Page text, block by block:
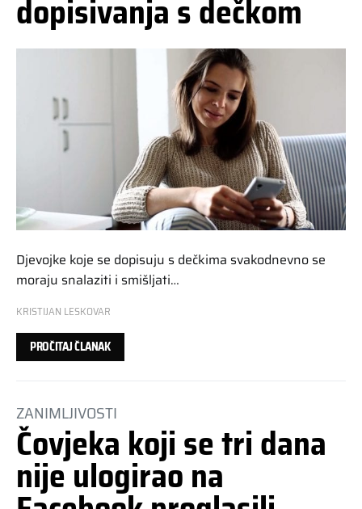
dopisivanja s dečkom
Djevojke koje se dopisuju s dečkima svakodnevno se
moraju snalaziti i smišljati…
KRISTIJAN LESKOVAR
PROČITAJ ČLANAK
ZANIMLJIVOSTI
Čovjeka koji se tri dana
nije ulogirao na